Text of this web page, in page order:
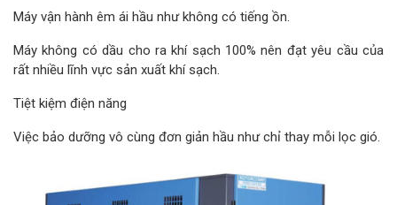
Máy vận hành êm ái hầu như không có tiếng ồn.
Máy không có dầu cho ra khí sạch 100% nên đạt yêu cầu của
rất nhiều lĩnh vực sản xuất khí sạch.
Tiệt kiệm điện năng
Việc bảo dưỡng vô cùng đơn giản hầu như chỉ thay mỗi lọc gió.